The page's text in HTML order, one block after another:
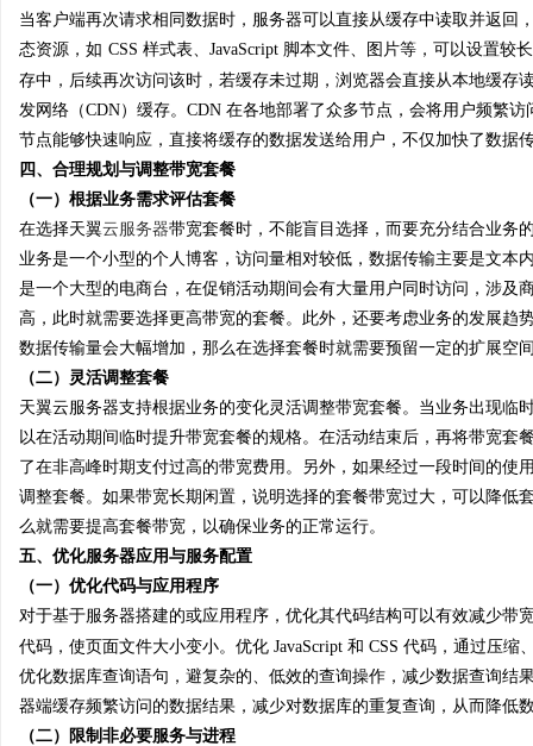
当客户端再次请求相同数据时，服务器可以直接从缓存中读取并返
态资源，如 CSS 样式表、JavaScript 脚本文件、图片等，可以设置
存中，后续再次访问该时，若缓存未过期，浏览器会直接从本地缓
发网络（CDN）缓存。CDN 在各地部署了众多节点，会将用户频繁
节点能够快速响应，直接将缓存的数据发送给用户，不仅加快了数据
四、合理规划与调整带宽套餐
（一）根据业务需求评估套餐
在选择天翼云服务器带宽套餐时，不能盲目选择，而要充分结合业务
业务是一个小型的个人博客，访问量相对较低，数据传输主要是文
是一个大型的电商台，在促销活动期间会有大量用户同时访问，涉
高，此时就需要选择更高带宽的套餐。此外，还要考虑业务的发展
数据传输量会大幅增加，那么在选择套餐时就需要预留一定的扩展空
（二）灵活调整套餐
天翼云服务器支持根据业务的变化灵活调整带宽套餐。当业务出现
以在活动期间临时提升带宽套餐的规格。在活动结束后，再将带宽
了在非高峰时期支付过高的带宽费用。另外，如果经过一段时间的
调整套餐。如果带宽长期闲置，说明选择的套餐带宽过大，可以降
么就需要提高套餐带宽，以确保业务的正常运行。
五、优化服务器应用与服务配置
（一）优化代码与应用程序
对于基于服务器搭建的或应用程序，优化其代码结构可以有效减少带
代码，使页面文件大小变小。优化 JavaScript 和 CSS 代码，通过压
优化数据库查询语句，避复杂的、低效的查询操作，减少数据查询
器端缓存频繁访问的数据结果，减少对数据库的重复查询，从而降低
（二）限制非必要服务与进程